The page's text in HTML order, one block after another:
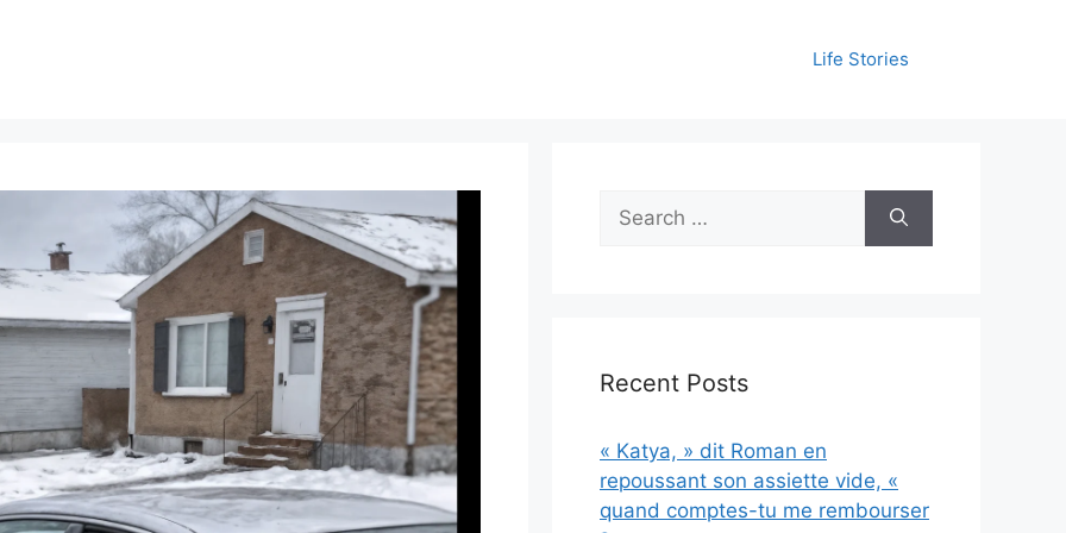
Life Stories
Search
for:
Recent Posts
« Katya, » dit Roman en
repoussant son assiette vide, «
quand comptes-tu me rembourser